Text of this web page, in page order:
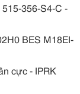
356-S4-C -
BES M18EI-
cực - IPRK